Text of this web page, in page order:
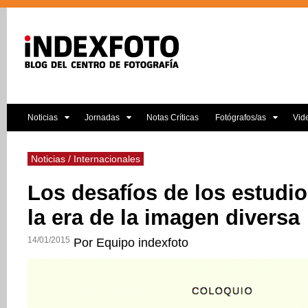
Noticias Jornadas Notas Críticas Fotógrafos/as
Noticias / Internacionales
Los desafíos de los
la era de la imagen diversa
14/01/2015 Por Equipo indexfoto